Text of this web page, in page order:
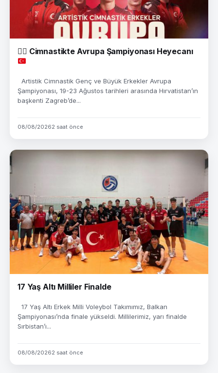
🤸‍♂️ Cimnastikte Avrupa Şampiyonası Heyecanı
Artistik Cimnastik Genç ve Büyük Erkekler Avrupa
Şampiyonası, 19-23 Ağustos tarihleri arasında Hırvatistan’ın
başkenti Zagreb’de...
08/08/20262 saat önce
17 Yaş Altı Milliler Finalde
17 Yaş Altı Erkek Milli Voleybol Takımımız, Balkan
Şampiyonası’nda finale yükseldi. Millilerimiz, yarı finalde
Sırbistan’ı...
08/08/20262 saat önce